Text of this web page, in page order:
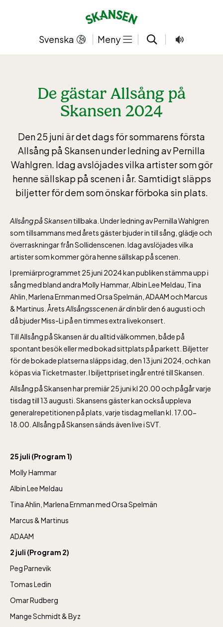
Svenska Meny
De gästar Allsång på
Skansen 2024
Den 25 juni är det dags för sommarens första
Allsång på Skansen under ledning av Pernilla
Wahlgren. Idag avslöjades vilka artister som gör
henne sällskap på scenen i år. Samtidigt släpps
biljetter för dem som önskar förboka sin plats.
Allsång på Skansentillbaka. Under ledning av Pernilla Wahlgren
som tillsammans med årets gäster bjuder in till sång, glädje och
överraskningar från Sollidenscenen. Idag avslöjades vilka
artister som kommer göra henne sällskap på scenen.
I premiärprogrammet 25 juni 2024 kan publiken stämma upp i
sång med bland andra Molly Hammar, Albin Lee Meldau, Tina
Ahlin, Marlena Ernman med Orsa Spelmän, ADAAM och Marcus
& Martinus. ÅretsAllsångsscenen är dinblir den 6 augusti och
då bjuder Miss-Li på en timmes extra livekonsert.
Till Allsång på Skansen är du alltid välkommen, både på
spontant besök eller med bokad sittplats på parkett. Biljetter
för de bokade platserna släpps idag, den 13 juni 2024, och kan
köpas via Ticketmaster. I biljettpriset ingår entré till Skansen.
Allsång på Skansen har premiär 25 juni kl 20.00 och pågår varje
tisdag till 13 augusti. Skansens gäster kan också uppleva
generalrepetitionen på plats, varje tisdag mellan kl. 17.00-
18.00. Allsång på Skansen sänds även live i SVT.
25 juli (Program 1)
Molly Hammar
Albin Lee Meldau
Tina Ahlin, Marlena Ernman med Orsa Spelmän
Marcus & Martinus
ADAAM
2 juli (Program 2)
Peg Parnevik
Tomas Ledin
Omar Rudberg
Mange Schmidt & Byz